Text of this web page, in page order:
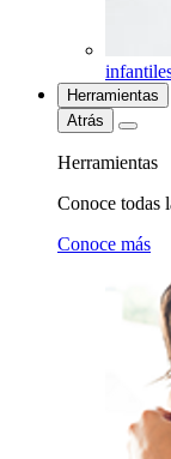
Herramientas
Atrás
Herramientas
Conoce todas
Conoce más